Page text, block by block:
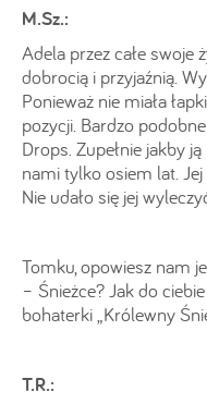
M.Sz.:
Adela przez całe swoje
dobrocią i przyjaźnią.
Ponieważ nie miała
pozycji. Bardzo
Drops. Zupełnie jakby
nami tylko osiem lat.
Nie udało się jej
Tomku, opowiesz nam
– Śnieżce? Jak do
bohaterki „Królewny
T.R.: